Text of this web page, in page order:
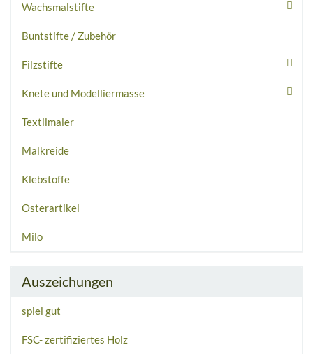
Wachsmalstifte
Buntstifte / Zubehör
Filzstifte
Knete und Modelliermasse
Textilmaler
Malkreide
Klebstoffe
Osterartikel
Milo
Auszeichungen
spiel gut
FSC- zertifiziertes Holz